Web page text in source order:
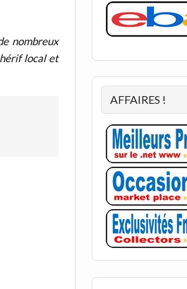
nombreux
local et
AFFAIRES !